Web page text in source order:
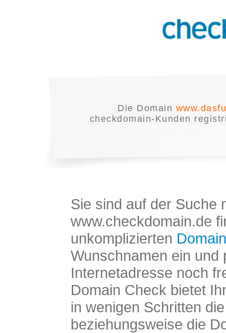
Die Domain
checkdomain-Kunden
Sie sind auf der Suche
www.checkdomain.de
unkomplizierten
Wunschnamen ein und
Internetadresse noch
Domain Check bietet
in wenigen Schritten
beziehungsweise die